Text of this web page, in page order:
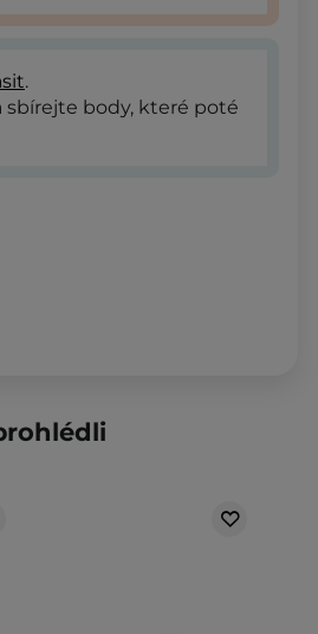
.
sbírejte body, které poté